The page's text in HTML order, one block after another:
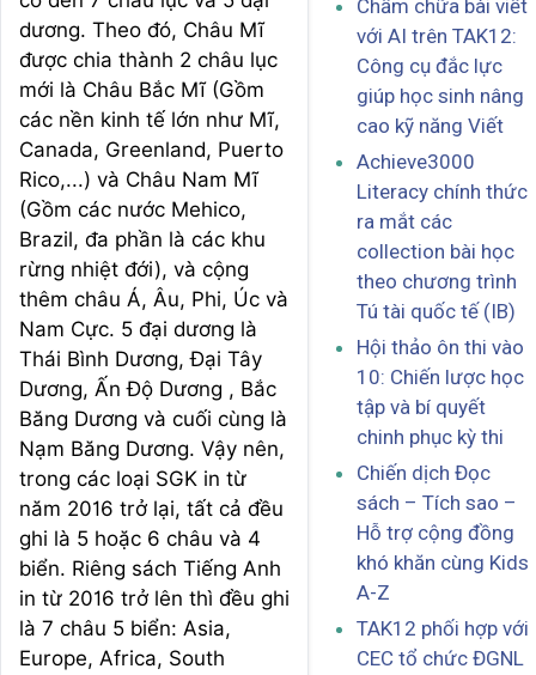
dương. Theo đó, Châu Mĩ
được chia thành 2 châu lục
mới là Châu Bắc Mĩ (Gồm
các nền kinh tế lớn như Mĩ,
Canada, Greenland, Puerto
Rico,...) và Châu Nam Mĩ
(Gồm các nước Mehico,
Brazil, đa phần là các khu
rừng nhiệt đới), và cộng
thêm châu Á, Âu, Phi, Úc và
Nam Cực. 5 đại dương là
Thái Bình Dương, Đại Tây
Dương, Ấn Độ Dương , Bắc
Băng Dương và cuối cùng là
Nạm Băng Dương. Vậy nên,
trong các loại SGK in từ
năm 2016 trở lại, tất cả đều
ghi là 5 hoặc 6 châu và 4
biển. Riêng sách Tiếng Anh
in từ 2016 trở lên thì đều ghi
là 7 châu 5 biển: Asia,
Europe, Africa, South
Chấm chữa bài viết
với AI trên TAK12:
Công cụ đắc lực
giúp học sinh nâng
cao kỹ năng Viết
Achieve3000
Literacy chính thức
ra mắt các
collection bài học
theo chương trình
Tú tài quốc tế (IB)
Hội thảo ôn thi vào
10: Chiến lược học
tập và bí quyết
chinh phục kỳ thi
Chiến dịch Đọc
sách – Tích sao –
Hỗ trợ cộng đồng
khó khăn cùng Kids
A-Z
TAK12 phối hợp với
CEC tổ chức ĐGNL